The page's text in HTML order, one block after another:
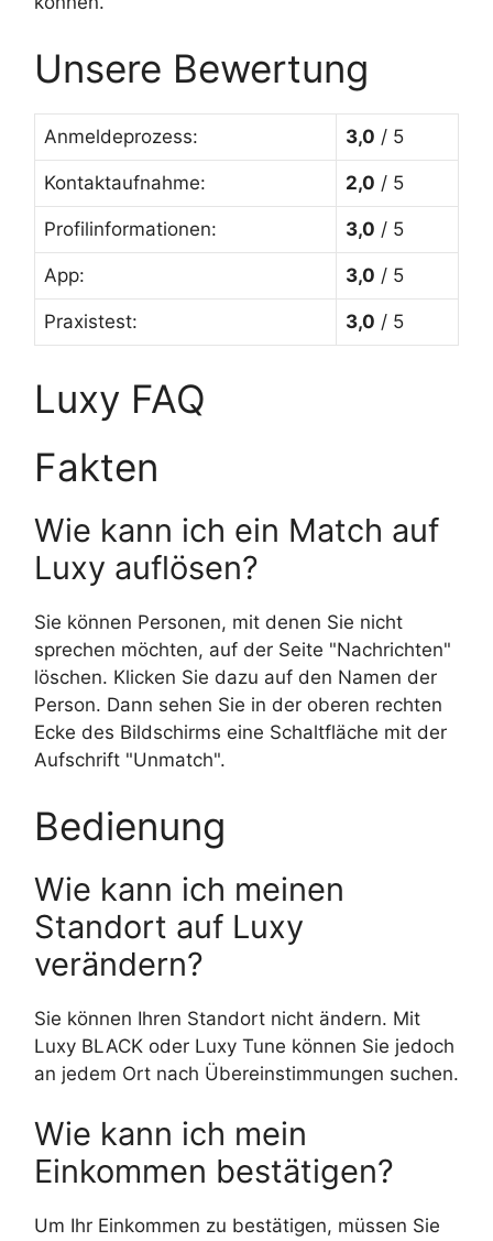
Unsere Bewertung
Anmeldeprozess: 3,0 / 5
Kontaktaufnahme: 2,0 / 5
Profilinformationen: 3,0 / 5
App: 3,0 / 5
Praxistest: 3,0 / 5
Luxy FAQ
Fakten
Wie kann ich ein Match auf
Luxy auflösen?
Sie können Personen, mit denen Sie nicht
sprechen möchten, auf der Seite "Nachrichten"
löschen. Klicken Sie dazu auf den Namen der
Person. Dann sehen Sie in der oberen rechten
Ecke des Bildschirms eine Schaltfläche mit der
Aufschrift "Unmatch".
Bedienung
Wie kann ich meinen
Standort auf Luxy
verändern?
Sie können Ihren Standort nicht ändern. Mit
Luxy BLACK oder Luxy Tune können Sie jedoch
an jedem Ort nach Übereinstimmungen suchen.
Wie kann ich mein
Einkommen bestätigen?
Um Ihr Einkommen zu bestätigen, müssen Sie